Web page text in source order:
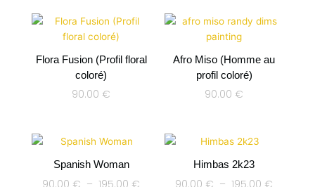
Flora Fusion (Profil floral
coloré)
90.00 €
Afro Miso (Homme au
profil coloré)
90.00 €
Spanish Woman
90.00 € – 195.00 €
Plage
90.00 €
Himbas 2k23
90.00 € – 195.00 €